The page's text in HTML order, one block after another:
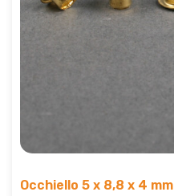
Occhiello 5 x 8,8 x 4